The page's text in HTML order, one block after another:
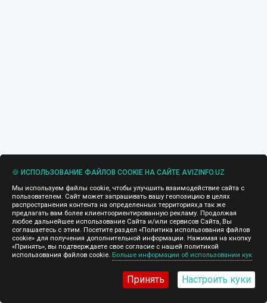
🍪 ИСПОЛЬЗОВАНИЕ ФАЙЛОВ COOKIE НА САЙТЕ AVIZINFO.UZ
Мы используем файлы cookie, чтобы улучшить взаимодействие сайта с
пользователем. Сайт может запрашивать вашу геопозицию в целях
распространения контента на определенных территориях,а так же
предлагать вам более клиентоориентированную рекламу. Продолжая
любое дальнейшее использование Сайта и/или сервисов Сайта, Вы
соглашаетесь с этим. Посетите раздел «Политика использования файлов
cookie» для получения дополнительной информации. Нажимая на кнопку
«Принять», вы подтверждаете свое согласие с нашей политикой
использования файлов cookie. Больше информации об использовании кук
Принять Настроить куки